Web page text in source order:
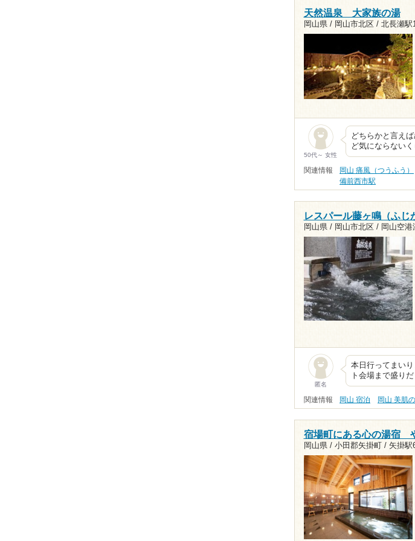
天然温泉 大家族の湯
岡山県 / 岡山市北区 / 北長瀬駅
50代～ 女性
どちらかと言え
ど気にならない
関連情報 岡山 痛風（つうふう）
備前西市駅
レスパール藤ヶ鳴（ふじ
岡山県 / 岡山市北区 / 岡山空港
匿名
本日行ってまい
ト会場まで盛り
関連情報 岡山 宿泊 岡山 美肌
宿場町にある心の湯宿
岡山県 / 小田郡矢掛町 / 矢掛駅